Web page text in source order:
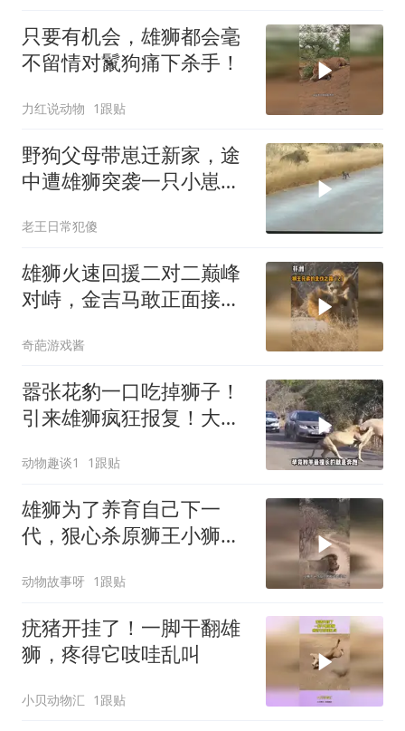
只要有机会，雄狮都会毫
不留情对鬣狗痛下杀手！
力红说动物 1跟贴
野狗父母带崽迁新家，途
中遭雄狮突袭一只小崽失
老王日常犯傻
雄狮火速回援二对二巅峰
对峙，金吉马敢正面接
奇葩游戏酱
嚣张花豹一口吃掉狮子！
引来雄狮疯狂报复！大口
动物趣谈1 1跟贴
雄狮为了养育自己下一
代，狠心杀原狮王小狮
动物故事呀 1跟贴
疣猪开挂了！一脚干翻雄
狮，疼得它吱哇乱叫
小贝动物汇 1跟贴